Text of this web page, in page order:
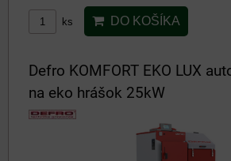
ks DO KOŠÍKA
Defro KOMFORT EKO LUX
na eko hrášok 25kW